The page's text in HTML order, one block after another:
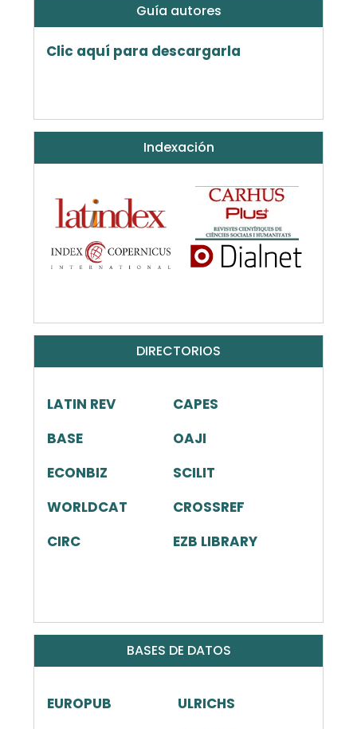
Guía autores
Clic aquí para descargarla
Indexación
DIRECTORIOS
LATIN REV
CAPES
BASE
OAJI
ECONBIZ
SCILIT
WORLDCAT
CROSSREF
CIRC
EZB LIBRARY
BASES DE DATOS
EUROPUB ULRICHS